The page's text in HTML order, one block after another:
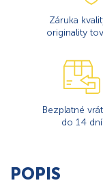
Záruka
originality
Bezplatné
do 14 dní
POPIS